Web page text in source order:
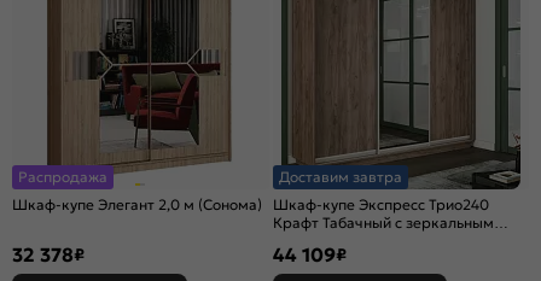
Распродажа
Шкаф-купе Элегант 2,0 м (Сонома)
32 378₽
Доставим завтра
Шкаф-купе Экспресс Трио240
Крафт Табачный с зеркальным
44 109₽